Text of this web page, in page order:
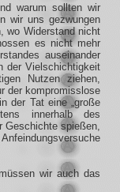
warum sollten wir
wir uns gezwungen
wo Widerstand nicht
es nicht mehr
auseinander
der Vielschichtigkeit
Nutzen ziehen,
der kompromisslose
der Tat eine „große
innerhalb des
Geschichte spießen,
wir auch das